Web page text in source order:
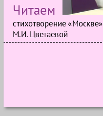
Читаем
стихотворение «Москве»
М.И. Цветаевой